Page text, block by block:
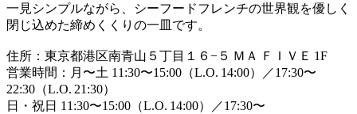
一見シンプルながら、シーフードフレンチの世界観を優しく
閉じ込めた締めくくりの一皿です。
住所：東京都港区南青山５丁目１６−５ ＭＡ ＦＩＶＥ 1F
営業時間：月〜土 11:30〜15:00（L.O. 14:00）／17:30〜
22:30（L.O. 21:30）
日・祝日 11:30〜15:00（L.O. 14:00）／17:30〜